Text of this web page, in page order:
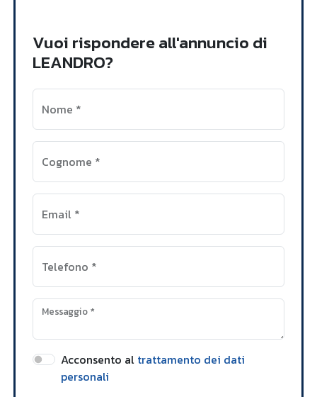
Vuoi rispondere all'annuncio di
LEANDRO?
Nome *
Cognome *
Email *
Telefono *
Messaggio*
Acconsento al trattamento dei dati
personali